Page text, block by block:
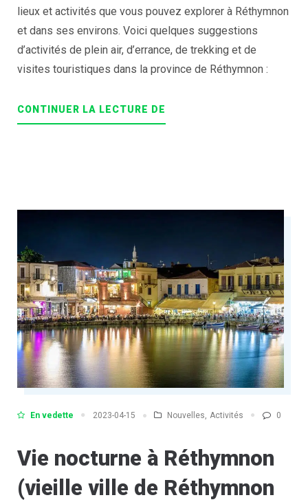
lieux et activités que vous pouvez explorer à Réthymnon
et dans ses environs. Voici quelques suggestions
d’activités de plein air, d’errance, de trekking et de
visites touristiques dans la province de Réthymnon :
CONTINUER LA LECTURE DE
ACTIVITIES
NATURE
En vedette 2023-04-15 Nouvelles, Activités 0
Vie nocturne à Réthymnon
(vieille ville de Réthymnon